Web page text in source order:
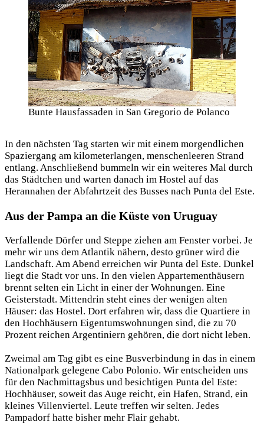
Bunte Hausfassaden in San Gregorio de Polanco
In den nächsten Tag starten wir mit einem morgendlichen
Spaziergang am kilometerlangen, menschenleeren Strand
entlang. Anschließend bummeln wir ein weiteres Mal durch
das Städtchen und warten danach im Hostel auf das
Herannahen der Abfahrtzeit des Busses nach Punta del Este.
Aus der Pampa an die Küste von Uruguay
Verfallende Dörfer und Steppe ziehen am Fenster vorbei. Je
mehr wir uns dem Atlantik nähern, desto grüner wird die
Landschaft. Am Abend erreichen wir Punta del Este. Dunkel
liegt die Stadt vor uns. In den vielen Appartementhäusern
brennt selten ein Licht in einer der Wohnungen. Eine
Geisterstadt. Mittendrin steht eines der wenigen alten
Häuser: das Hostel. Dort erfahren wir, dass die Quartiere in
den Hochhäusern Eigentumswohnungen sind, die zu 70
Prozent reichen Argentiniern gehören, die dort nicht leben.
Zweimal am Tag gibt es eine Busverbindung in das in einem
Nationalpark gelegene Cabo Polonio. Wir entscheiden uns
für den Nachmittagsbus und besichtigen Punta del Este:
Hochhäuser, soweit das Auge reicht, ein Hafen, Strand, ein
kleines Villenviertel. Leute treffen wir selten. Jedes
Pampadorf hatte bisher mehr Flair gehabt.